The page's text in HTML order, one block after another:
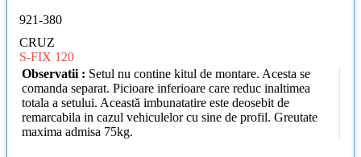
921-380
CRUZ
S-FIX 120
Observatii : Setul nu contine kitul de montare. Acesta se
comanda separat. Picioare inferioare care reduc inaltimea
totala a setului. Această imbunatatire este deosebit de
remarcabila in cazul vehiculelor cu sine de profil. Greutate
maxima admisa 75kg.